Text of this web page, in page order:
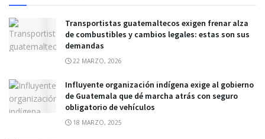
Transportistas guatemaltecos exigen frenar alza
de combustibles y cambios legales: estas son sus
demandas
22 MARZO, 2026
Influyente organización indígena exige al gobierno
de Guatemala que dé marcha atrás con seguro
obligatorio de vehículos
18 MARZO, 2025